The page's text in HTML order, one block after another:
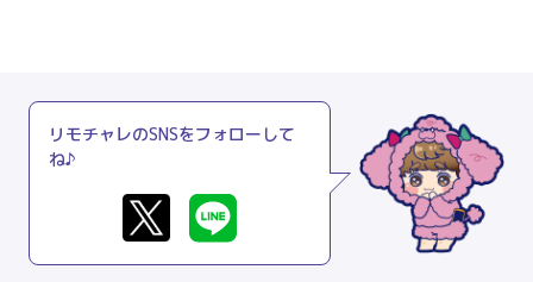
リモチャレのSNSをフォローして
ね♪